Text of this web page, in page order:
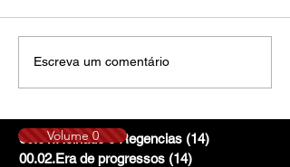
Escreva um comentário
00.01.Reinado e Regencias (14)
00.02.Era de progressos (14)
Volume 0